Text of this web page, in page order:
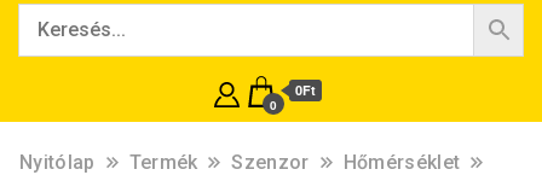
0
0Ft
Nyitólap Termék Szenzor
Hőmérséklet